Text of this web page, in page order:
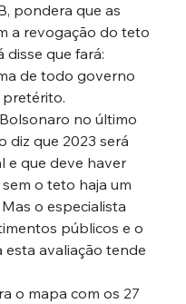
pondera que as
a revogação do teto
disse que fará:
de todo governo
pretérito.
no último
diz que 2023 será
e que deve haver
o teto haja um
o especialista
públicos e o
esta avaliação tende
o mapa com os 27